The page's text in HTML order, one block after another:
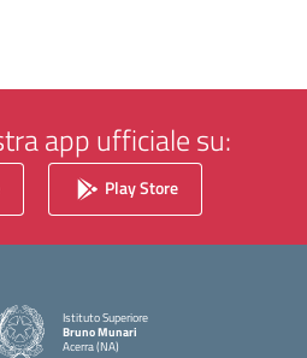
app ufficiale su:
Play Store
Istituto Superiore
Bruno Munari
Acerra (NA)